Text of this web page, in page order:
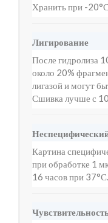
Хранить при -
Лигирование
После гидролиза
около 20%
лигазой и могут
Сшивка лучше с
Картина
при обработке 1
16 часов при 37°С.